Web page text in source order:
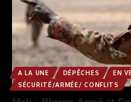
A LA UNE DÉPÊCHES EN
SÉCURITÉ/ARMÉE/ CONFLITS